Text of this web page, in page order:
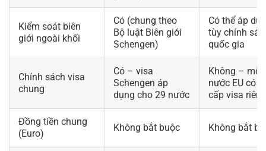
Kiểm soát biên
giới ngoài khối
Có (chung theo
Bộ luật Biên giới
Schengen)
Có thể áp
tùy chính
quốc gia
Chính sách visa
chung
Có – visa
Schengen áp
dụng cho 29 nước
Không – mỗi
nước EU có
cấp visa riêng
Đồng tiền chung
(Euro)
Không bắt buộc Không bắt